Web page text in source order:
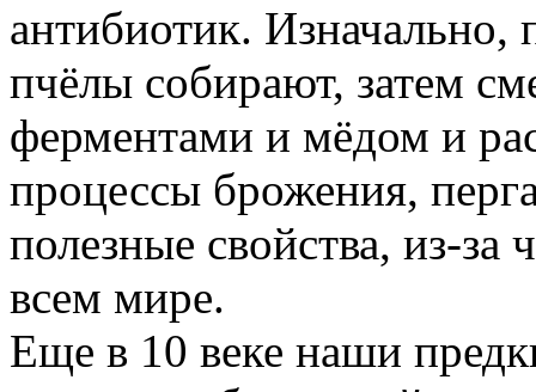
антибиотик.
пчёлы собирают, затем
ферментами и мёдом и
процессы брожения,
полезные свойства, из-за
всем мире.
Еще в 10 веке наши